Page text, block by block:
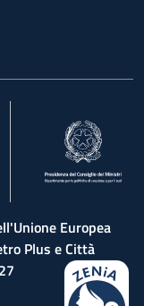
Europea
Plus e Città